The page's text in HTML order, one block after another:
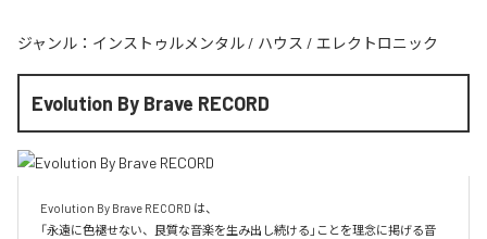
ジャンル： インストゥルメンタル / ハウス / エレクトロニック
Evolution By Brave RECORD
Evolution By Brave RECORD は、
「永遠に色褪せない、良質な音楽を生み出し続ける」ことを理念に掲げる音